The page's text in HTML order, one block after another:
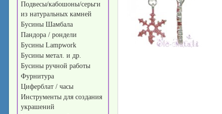
Подвесы/кабошоны/серьги
из натуральных камней
Бусины Шамбала
Пандора / рондели
Бусины Lampwork
Бусины метал. и др.
Бусины ручной работы
Фурнитура
Циферблат / часы
Инструменты для создания
украшений